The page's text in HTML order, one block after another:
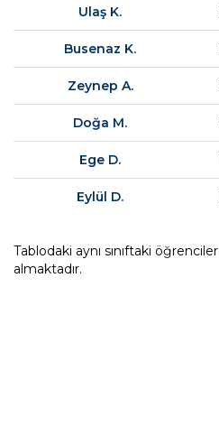
Ulaş K.
Busenaz K.
Zeynep A.
Doğa M.
Ege D.
Eylül D.
Tablodaki aynı sınıftaki
almaktadır.